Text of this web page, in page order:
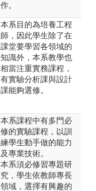
作。
本系目的為培養工程
師，因此學生除了在
課堂要學習各領域的
知識外，本系教學也
相當注重實務課程，
有實驗分析課與設計
課能夠選修。
本系課程中有多門必
修的實驗課程，以訓
練學生動手做的能力
及專業技術。
本系須必修習專題研
究，學生依教師專長
領域，選擇有興趣的